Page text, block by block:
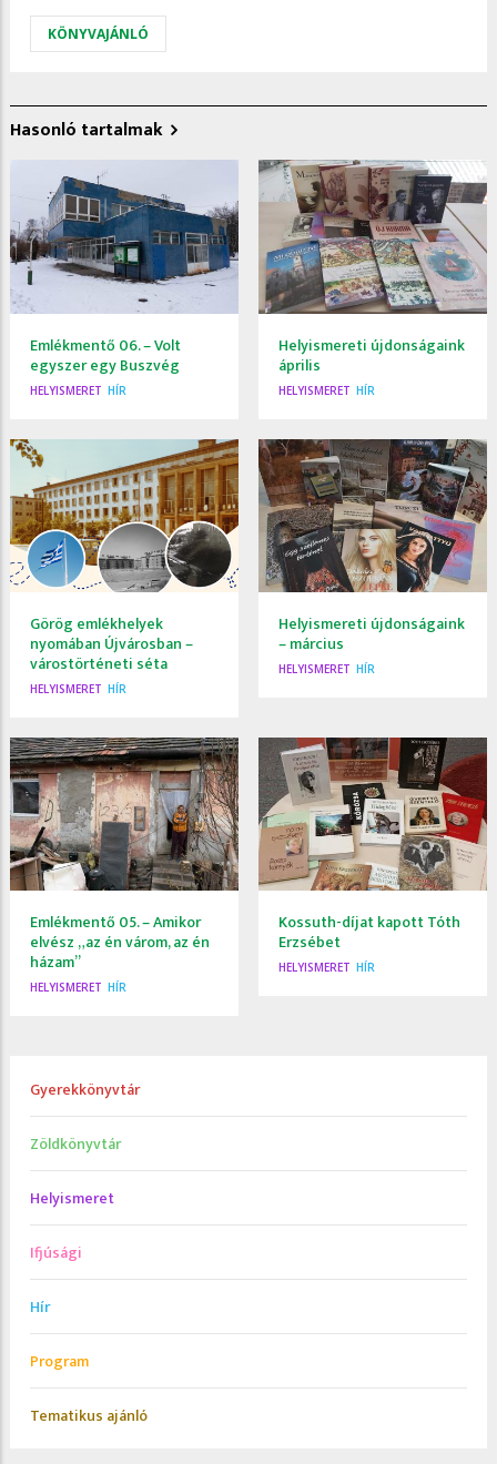
KÖNYVAJÁNLÓ
Hasonló tartalmak
Emlékmentő 06. – Volt
egyszer egy Buszvég
HELYISMERET HÍR
Helyismereti újdonságaink
április
HELYISMERET HÍR
Görög emlékhelyek
nyomában Újvárosban –
várostörténeti séta
HELYISMERET HÍR
Helyismereti újdonságaink
– március
HELYISMERET HÍR
Emlékmentő 05. – Amikor
elvész „az én várom, az én
házam”
HELYISMERET HÍR
Kossuth-díjat kapott Tóth
Erzsébet
HELYISMERET HÍR
Gyerekkönyvtár
Zöldkönyvtár
Helyismeret
Ifjúsági
Hír
Program
Tematikus ajánló